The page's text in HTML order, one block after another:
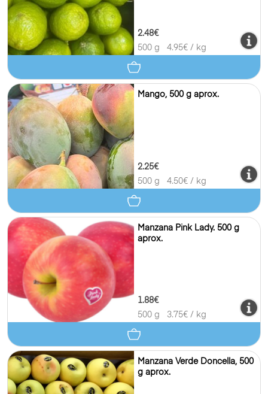
2.48€
500 g
4.95€ / kg
Mango, 500 g aprox.
2.25€
500 g
4.50€ / kg
Manzana Pink Lady. 500 g
aprox.
1.88€
500 g
3.75€ / kg
Manzana Verde Doncella, 500
g aprox.